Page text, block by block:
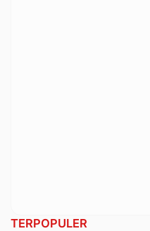
TERPOPULER